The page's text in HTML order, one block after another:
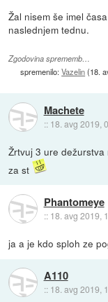
Žal nisem še imel
naslednjem tednu.
Zgodovina sprememb…
spremenilo:Vazelin(18.
Machete
:: 18. avg 2019,
Žrtvuj 3 ure
za st
Phantomeye
:: 18. avg 2019,
ja a je kdo sploh ze
A110
:: 18. avg 2019,